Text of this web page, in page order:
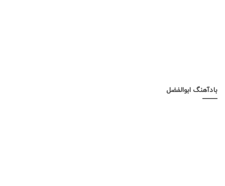
بادآهنگ ابوالفضل